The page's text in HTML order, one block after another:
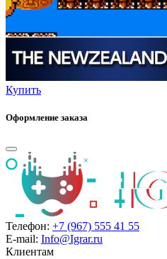
Купить
Оформление заказа
Телефон: +7 (967) 555 41 55
E-mail: Info@Igrar.ru
Клиентам